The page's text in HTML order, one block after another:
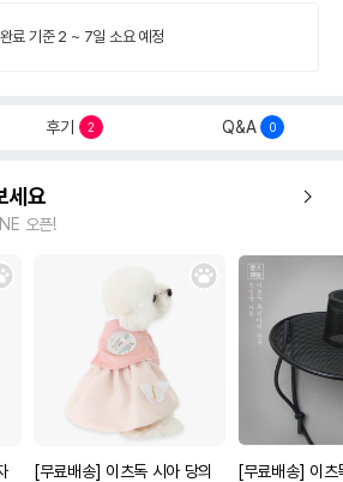
료 기준 2 ~ 7일 소요 예정
후기 2 Q&A 0
세요
오픈!
[무료배송] 이츠독 시아 당의
[무료배송] 이츠